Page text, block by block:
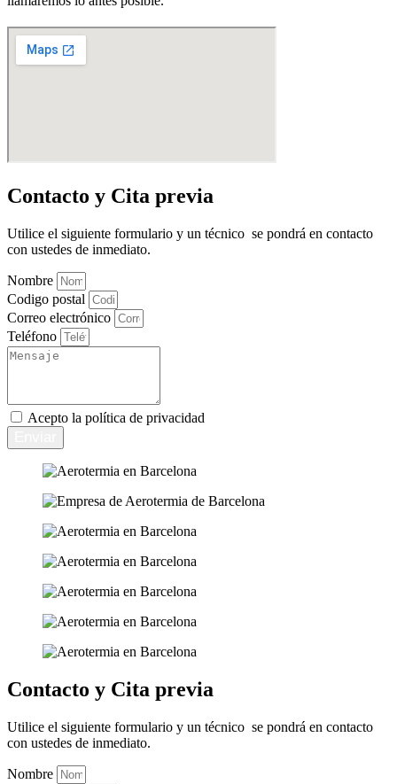
Contacto y Cita previa
Utilice el siguiente formulario y un técnico se pondrá en contacto
con ustedes de inmediato.
Nombre
Codigo postal
Correo electrónico
Teléfono
Acepto la política de privacidad
Contacto y Cita previa
Utilice el siguiente formulario y un técnico se pondrá en contacto
con ustedes de inmediato.
Nombre